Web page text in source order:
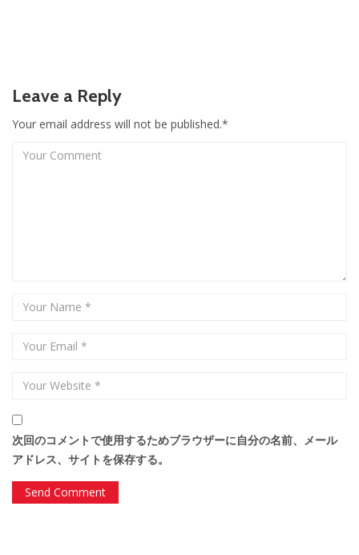
Leave a Reply
Your email address will not be published.*
次回のコメントで使用するためブラウザーに自分の名前、メール
アドレス、サイトを保存する。